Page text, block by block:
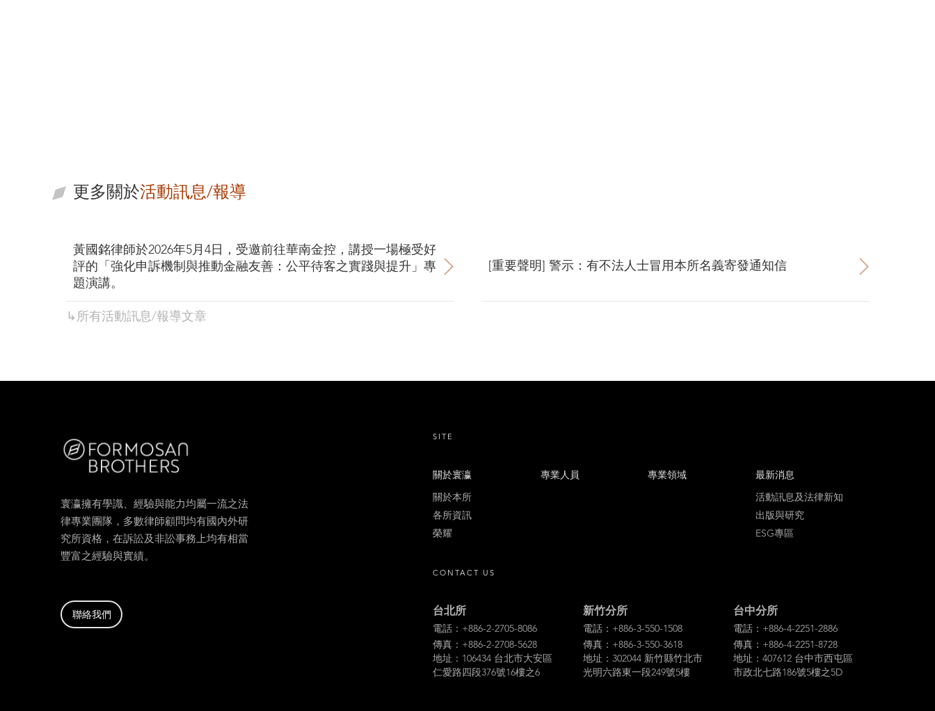
更多關於活動訊息/報導
黃國銘律師於2026年5月4日，受邀前往華南金控，講授一場極受好
評的「強化申訴機制與推動金融友善：公平待客之實踐與提升」專
題演講。
[重要聲明] 警示：有不法人士冒用本所名義寄發通知信
↳所有活動訊息/報導文章
寰瀛擁有學識、經驗與能力均屬一流之法
律專業團隊，多數律師顧問均有國內外研
究所資格，在訴訟及非訟事務上均有相當
豐富之經驗與實績。
聯絡我們
SITE
關於寰瀛
關於本所
各所資訊
榮耀
專業人員 專業領域 最新消息
活動訊息及法律新知
出版與研究
ESG專區
CONTACT US
台北所
電話：+886-2-2705-8086
傳真：+886-2-2708-5628
地址：106434 台北市大安區
仁愛路四段376號16樓之6
新竹分所
電話：+886-3-550-1508
傳真：+886-3-550-3618
地址：302044 新竹縣竹北市
光明六路東一段249號5樓
台中分所
電話：+886-4-2251-2886
傳真：+886-4-2251-8728
地址：407612 台中市西屯區
市政北七路186號5樓之5D